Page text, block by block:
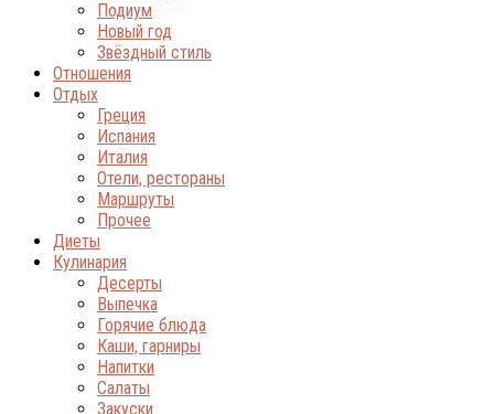
Подиум
Новый год
Звёздный стиль
Отношения
Отдых
Греция
Испания
Италия
Отели, рестораны
Маршруты
Прочее
Диеты
Кулинария
Десерты
Выпечка
Горячие блюда
Каши, гарниры
Напитки
Салаты
Закуски